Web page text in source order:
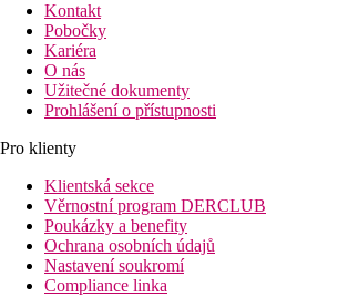
Kontakt
Pobočky
Kariéra
O nás
Užitečné dokumenty
Prohlášení o přístupnosti
Pro klienty
Klientská sekce
Věrnostní program DERCLUB
Poukázky a benefity
Ochrana osobních údajů
Nastavení soukromí
Compliance linka